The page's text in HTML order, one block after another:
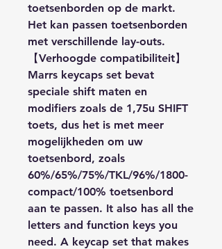
toetsenborden op de markt.
Het kan passen toetsenborden
met verschillende lay-outs.
【Verhoogde compatibiliteit】
Marrs keycaps set bevat
speciale shift maten en
modifiers zoals de 1,75u SHIFT
toets, dus het is met meer
mogelijkheden om uw
toetsenbord, zoals
60%/65%/75%/TKL/96%/1800-
compact/100% toetsenbord
aan te passen. It also has all the
letters and function keys you
need. A keycap set that makes